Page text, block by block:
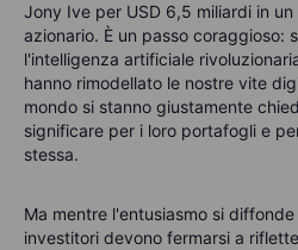
Jony Ive per USD 6,5 miliardi in
azionario. È un passo coraggioso:
l'intelligenza artificiale
hanno rimodellato le nostre vite
mondo si stanno giustamente
significare per i loro portafogli e
stessa.
Ma mentre l'entusiasmo si
investitori devono fermarsi a